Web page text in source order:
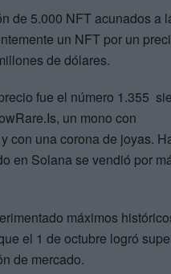
de 5.000 NFT acunados a
un NFT por un
de dólares.
fue el número 1.355
un mono con
con una corona de joyas.
en Solana se vendió por
máximos
el 1 de octubre logró
de mercado.